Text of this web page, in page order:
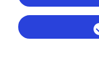
04376620151 - C.F.